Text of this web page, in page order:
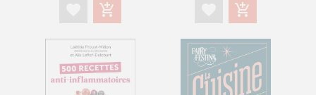
add_shopping_cart add_shopping_cart